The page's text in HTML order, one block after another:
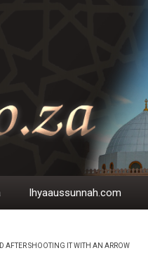
Ihyaaussunnah.com
SHOOTING IT WITH AN ARROW